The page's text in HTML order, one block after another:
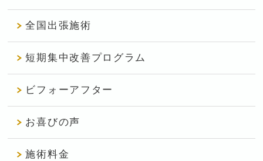
全国出張施術
短期集中改善プログラム
ビフォーアフター
お喜びの声
施術料金